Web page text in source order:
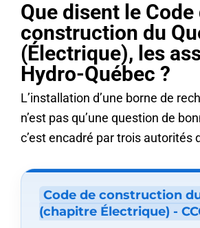
Que disent le Code
construction du
(Électrique), les
Hydro-Québec ?
L’installation d’une borne de
n’est pas qu’une question de
c’est encadré par trois autorités
Code de construction
(chapitre Électrique) -